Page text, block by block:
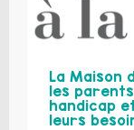
La Maison
les
handicap
leurs